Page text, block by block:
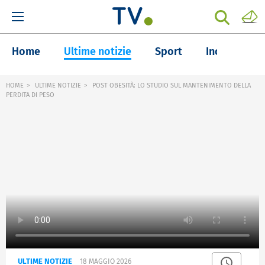
Home Ultime notizie Sport Inchieste
HOME ULTIME NOTIZIE
POST OBESITÀ: LO STUDIO SUL MANTENIMENTO DELLA
PERDITA DI PESO
ULTIME NOTIZIE 18 MAGGIO 2026